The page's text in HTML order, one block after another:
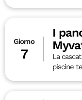
Giorno
7
I
La
piscine